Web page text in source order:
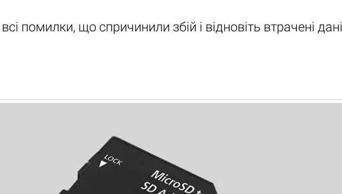
помилки, що спричинили збій і відновіть втрачені